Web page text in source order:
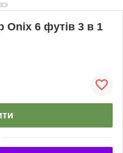
Onix 6 футів 3 в 1